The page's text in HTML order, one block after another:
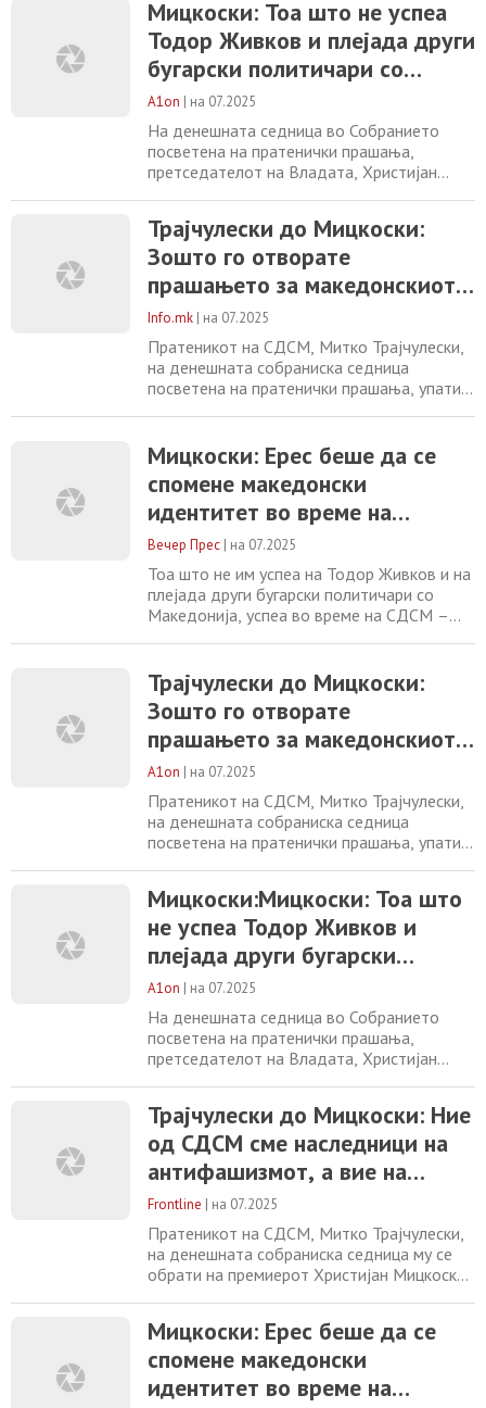
Мицкоски: Тоа што не успеа
Тодор Живков и плејада други
бугарски политичари со
Македонија, успеа во време
на СДСМ
A1on | на 07.2025
На денешната седница во Собранието
посветена на пратенички прашања,
претседателот на Владата, Христијан
односи, особено во делот на негаторските
позиции кои соседна Бугарија ги искажа
при гласањето на извештајот за државата
во Европскиот парламент. Премиерот
Мицкоски при одговорот на
Трајчулески до Мицкоски:
Зошто го отворате
прашањето за македонскиот
јазик, нѐ враќате во времето
на Груевски со истите мотиви
Info.mk | на 07.2025
Пратеникот на СДСМ, Митко Трајчулески,
на денешната собраниска седница
посветена на пратенички прашања, упати
затвореното прашање за македонскиот
јазик и македонскиот идентитет. Дали
Мицковски сака да ја врати Македонија во
времето на режимот на Никола Груевски, и
Мицкоски: Ерес беше да се
спомене македонски
идентитет во време на
претходната власт
Вечер Прес | на 07.2025
Тоа што не им успеа на Тодор Живков и на
плејада други бугарски политичари со
Македонија, успеа во време на СДСМ –
власт, рече премиерот Христијан Мицкоски
на денешната собраниска седница
посветена на пратенички прашања.
Премиерот даде свој коментар за
Трајчулески до Мицкоски:
Зошто го отворате
прашањето за македонскиот
јазик, не враќате во времето
на Груевски со истите мотиви?
A1on | на 07.2025
Пратеникот на СДСМ, Митко Трајчулески,
на денешната собраниска седница
посветена на пратенички прашања, упати
затвореното прашање за македонскиот
јазик и македонскиот идентитет. Дали
Мицковски сака да ја врати Македонија во
времето на режимот на Никола Груевски, и
дали негирањето
Мицкоски:Мицкоски: Тоа што
не успеа Тодор Живков и
плејада други бугарски
политичари со Македонија,
успеа во време на СДСМ
A1on | на 07.2025
На денешната седница во Собранието
посветена на пратенички прашања,
претседателот на Владата, Христијан
односи, особено во делот на негаторските
позиции кои соседна Бугарија ги искажа
при гласањето на извештајот за државата
во Европскиот парламент. Премиерот
Мицкоски при одговорот на
Трајчулески до Мицкоски: Ние
од СДСМ сме наследници на
антифашизмот, а вие на
хибридната идеологија на
Ванчо Михајлов.
Frontline | на 07.2025
Пратеникот на СДСМ, Митко Трајчулески,
на денешната собраниска седница му се
обрати на премиерот Христијан Мицкоски
упатени кон опозицијата посочувајќи дека
СДСМ се наследници на антифашизмот а
ВМРО-ДПМНЕ на хибридната идеологија
на Ванчо Мијалов и Тодор Александров.
Мицкоски: Eрес беше да се
спомене македонски
идентитет во време на